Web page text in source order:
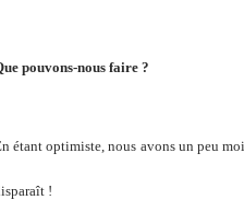
pouvons-nous faire ?
étant optimiste, nous avons un peu
!